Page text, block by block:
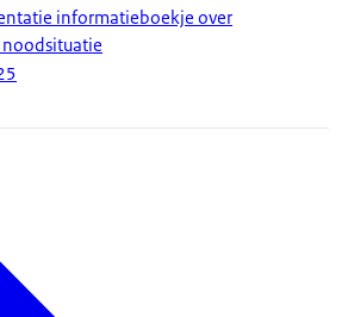
informatieboekje over